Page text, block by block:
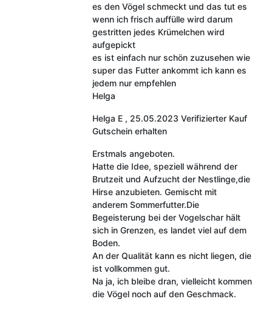
es den Vögel schmeckt und das tut es
wenn ich frisch auffülle wird darum
gestritten jedes Krümelchen wird
aufgepickt
es ist einfach nur schön zuzusehen wie
super das Futter ankommt ich kann es
jedem nur empfehlen
Helga
Helga E , 25.05.2023 Verifizierter Kauf
Gutschein erhalten
Erstmals angeboten.
Hatte die Idee, speziell während der
Brutzeit und Aufzucht der Nestlinge,die
Hirse anzubieten. Gemischt mit
anderem Sommerfutter.Die
Begeisterung bei der Vogelschar hält
sich in Grenzen, es landet viel auf dem
Boden.
An der Qualität kann es nicht liegen, die
ist vollkommen gut.
Na ja, ich bleibe dran, vielleicht kommen
die Vögel noch auf den Geschmack.